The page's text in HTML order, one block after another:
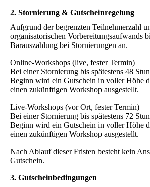
2. Stornierung & Gutscheinregelung
Aufgrund der begrenzten Teilnehmerzahl
organisatorischen Vorbereitungsaufwands
Barauszahlung bei Stornierungen an.
Online-Workshops (live, fester Termin)
Bei einer Stornierung bis spätestens 48
Beginn wird ein Gutschein in voller Höhe
einen zukünftigen Workshop ausgestellt.
Live-Workshops (vor Ort, fester Termin)
Bei einer Stornierung bis spätestens 72
Beginn wird ein Gutschein in voller Höhe
einen zukünftigen Workshop ausgestellt.
Nach Ablauf dieser Fristen besteht kein
Gutschein.
3. Gutscheinbedingungen